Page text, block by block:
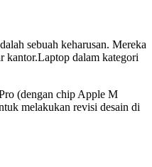
sebuah keharusan. Mereka
kantor.Laptop dalam kategori
(dengan chip Apple M
melakukan revisi desain di